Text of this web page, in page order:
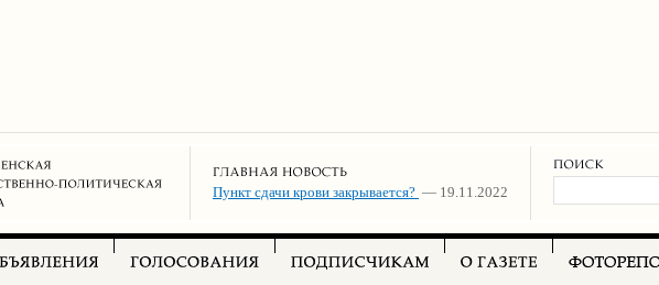
Пункт сдачи крови закрывается? — 19.11.2022